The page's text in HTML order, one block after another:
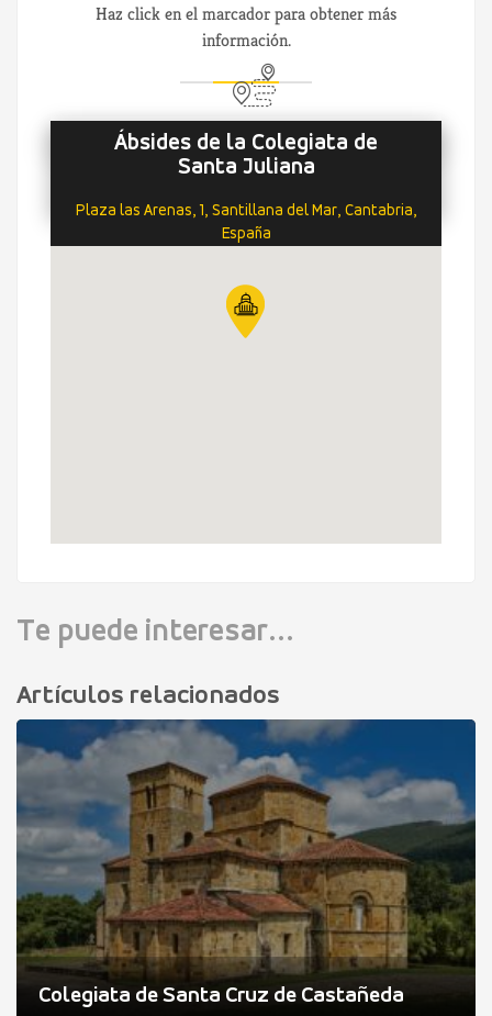
Haz click en el marcador para obtener más
información.
Ábsides de la Colegiata de
Santa Juliana
Plaza las Arenas, 1, Santillana del Mar, Cantabria,
España
Te puede interesar...
Artículos relacionados
Colegiata de Santa Cruz de Castañeda